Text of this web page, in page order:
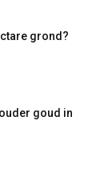
grond?
goud in